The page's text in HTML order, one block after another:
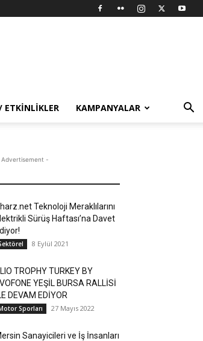
ETKINLIKLER KAMPANYALAR
-
Teknoloji Meraklılarını
Sürüş Haftası’na Davet
8 Eylül 2021
TROPHY TURKEY BY
YEŞİL BURSA RALLİSİ
DEVAM EDİYOR
Sporları 27 Mayıs 2022
Sanayicileri ve İş İnsanları